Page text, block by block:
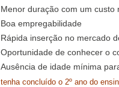
Menor duração com um custo
Boa empregabilidade
Rápida inserção no mercado
Oportunidade de conhecer o
Ausência de idade mínima
tenha concluído o 2º ano do